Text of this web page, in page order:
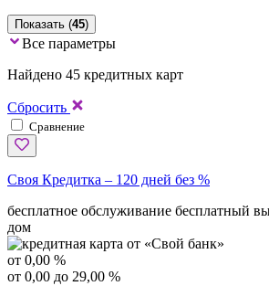
Показать (45)
Все параметры
Найдено 45 кредитных карт
Сбросить
Сравнение
Своя Кредитка – 120 дней без %
бесплатное обслуживание бесплатный
дом
от 0,00 %
от 0,00 до 29,00 %